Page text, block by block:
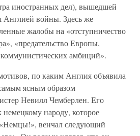
иностранных дел), вышедшей
Англией войны. Здесь же
жалобы на «отступничество
«предательство Европы,
амбиций».
по каким Англия объявила
ясным образом
Невилл Чемберлен. Его
народу, которое
венчал следующий